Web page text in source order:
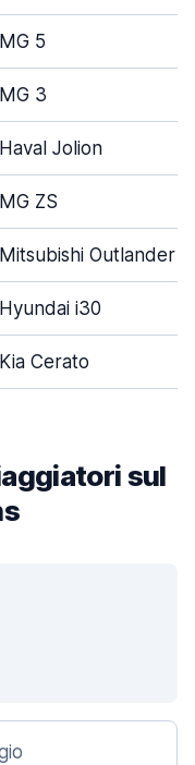
MG 5
MG 3
Haval Jolion
MG ZS
Mitsubishi Outlander
Hyundai i30
Kia Cerato
sul